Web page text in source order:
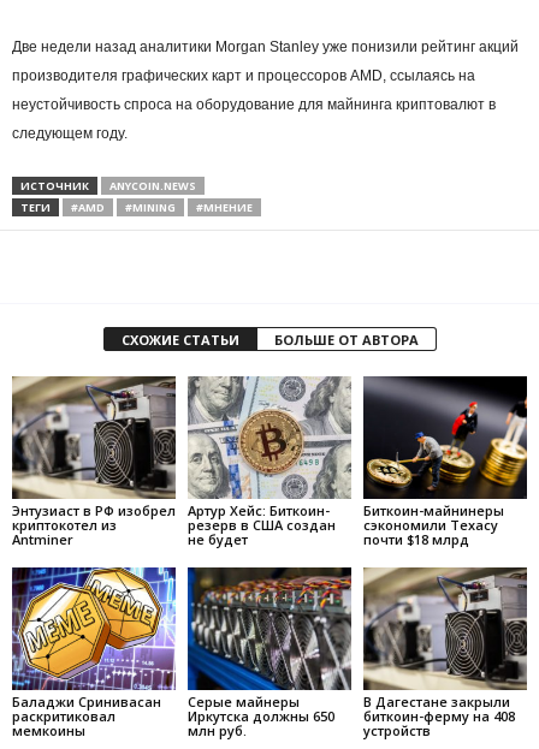
Две недели назад аналитики Morgan Stanley уже понизили рейтинг акций
производителя графических карт и процессоров AMD, ссылаясь на
неустойчивость спроса на оборудование для майнинга криптовалют в
следующем году.
ИСТОЧНИК
ANYCOIN.NEWS
ТЕГИ
#AMD #MINING #МНЕНИЕ
СХОЖИЕ СТАТЬИ БОЛЬШЕ ОТ АВТОРА
Энтузиаст в РФ изобрел
криптокотел из
Antminer
Артур Хейс: Биткоин-
резерв в США создан
не будет
Биткоин-майнинеры
сэкономили Техасу
почти $18 млрд
Баладжи Сринивасан
раскритиковал
мемкоины
Серые майнеры
Иркутска должны 650
млн руб.
В Дагестане закрыли
биткоин-ферму на 408
устройств